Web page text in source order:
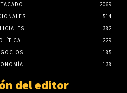
2069
514
382
229
185
138
del editor